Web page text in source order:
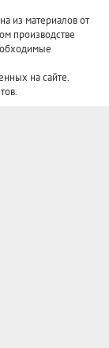
из материалов от
производстве
на сайте.